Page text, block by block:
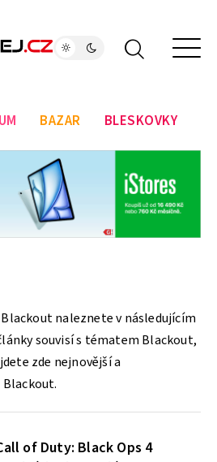
BAZAR BLESKOVKY
naleznete v následujícím
souvisí s tématem Blackout,
zde nejnovější a
of Duty: Black Ops 4